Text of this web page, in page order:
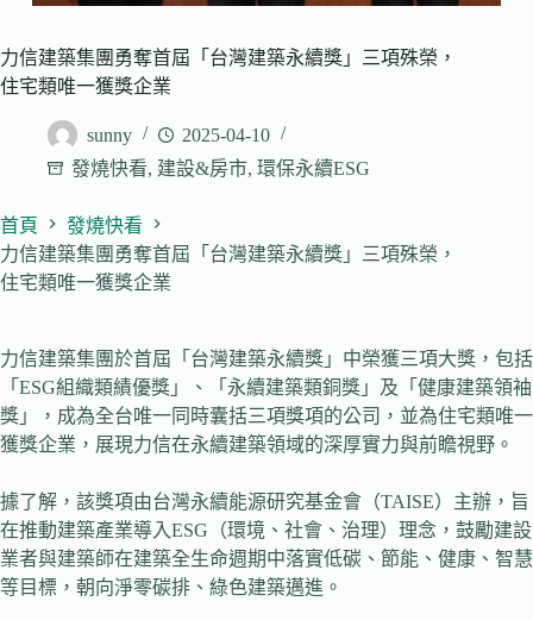
力信建築集團勇奪首屆「台灣建築永續獎」三項殊榮，
住宅類唯一獲獎企業
sunny
2025-04-10
發燒快看, 建設&房市, 環保永續ESG
首頁
發燒快看
力信建築集團勇奪首屆「台灣建築永續獎」三項殊榮，
住宅類唯一獲獎企業
力信建築集團於首屆「台灣建築永續獎」中榮獲三項大獎，包括
「ESG組織類績優獎」、「永續建築類銅獎」及「健康建築領袖
獎」，成為全台唯一同時囊括三項獎項的公司，並為住宅類唯一
獲獎企業，展現力信在永續建築領域的深厚實力與前瞻視野。
據了解，該獎項由台灣永續能源研究基金會（TAISE）主辦，旨
在推動建築產業導入ESG（環境、社會、治理）理念，鼓勵建設
業者與建築師在建築全生命週期中落實低碳、節能、健康、智慧
等目標，朝向淨零碳排、綠色建築邁進。